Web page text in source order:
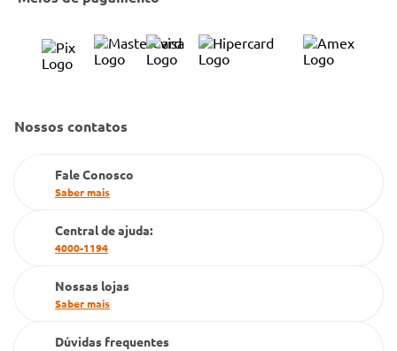
Código de Conduta
Política de Reembolso
Dúvidas Frequentes
Bulário Anvisa
Condeclin
Cartão Grupo Conde
Televendas
Nossos contatos
Fale Conosco
Saber mais
Central de ajuda:
4000-1194
Nossas lojas
Saber mais
Dúvidas frequentes